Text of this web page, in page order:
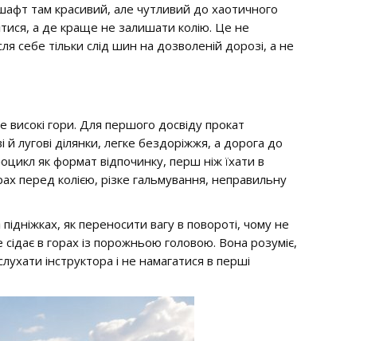
там красивий, але чутливий до хаотичного
а де краще не залишати колію. Це не
себе тільки слід шин на дозволеній дорозі, а не
гори. Для першого досвіду прокат
й лугові ділянки, легке бездоріжжя, а дорога до
як формат відпочинку, перш ніж їхати в
перед колією, різке гальмування, неправильну
як переносити вагу в повороті, чому не
в горах із порожньою головою. Вона розуміє,
інструктора і не намагатися в перші